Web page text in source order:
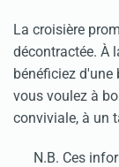
La croisière
décontractée. À
bénéficiez d'une
vous voulez à
conviviale, à un
N.B. Ces